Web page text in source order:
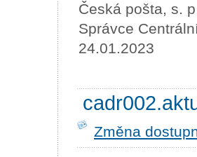
Česká pošta, s.
Správce
24.01.2023
Změna